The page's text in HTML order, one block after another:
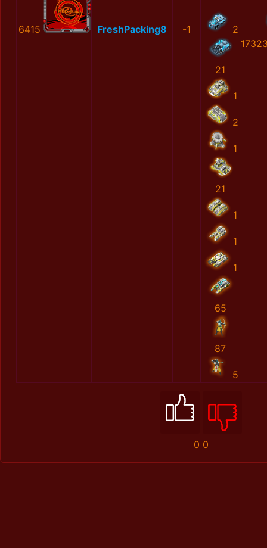
6415 FreshPacking8 -1 2
21
1
2
1
21
1
1
1
65
87
5
0 0